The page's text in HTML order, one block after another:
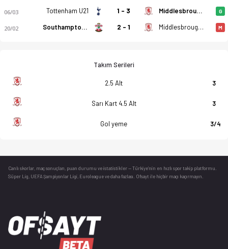
06/03 Tottenham U21 1 - 3 Middlesbrough U21 G
20/02 Southampton U21 2 - 1 Middlesbrough U21 M
Takım Serileri
2.5 Alt 3
Sarı Kart 4.5 Alt 3
Gol yeme 3/4
Canlı skorlar , maç sonuçları, puan durumu ve istatistikler — Türkiye’nin en hızlı spor takip platformu.
Süper Lig, UEFA Şampiyonlar Ligi, Euroleague ve daha fazlası. Ofsayt ile hiçbir maçı kaçırmayın.